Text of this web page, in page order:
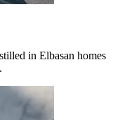
in Elbasan homes